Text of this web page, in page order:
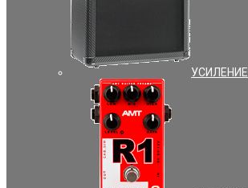
УCИЛЕНИЕ